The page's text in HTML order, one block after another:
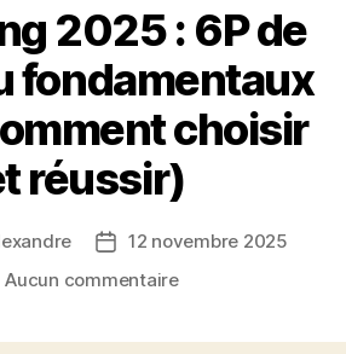
2025 : 6P de
fondamentaux
choisir
réussir)
Date12 novembre 2025
Aucun commentairesur